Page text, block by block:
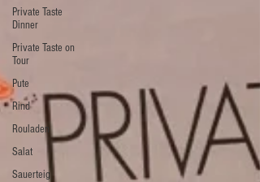
Private Taste
Dinner
Private Taste on
Tour
Pute
Rind
Rouladen
Salat
Sauerteig